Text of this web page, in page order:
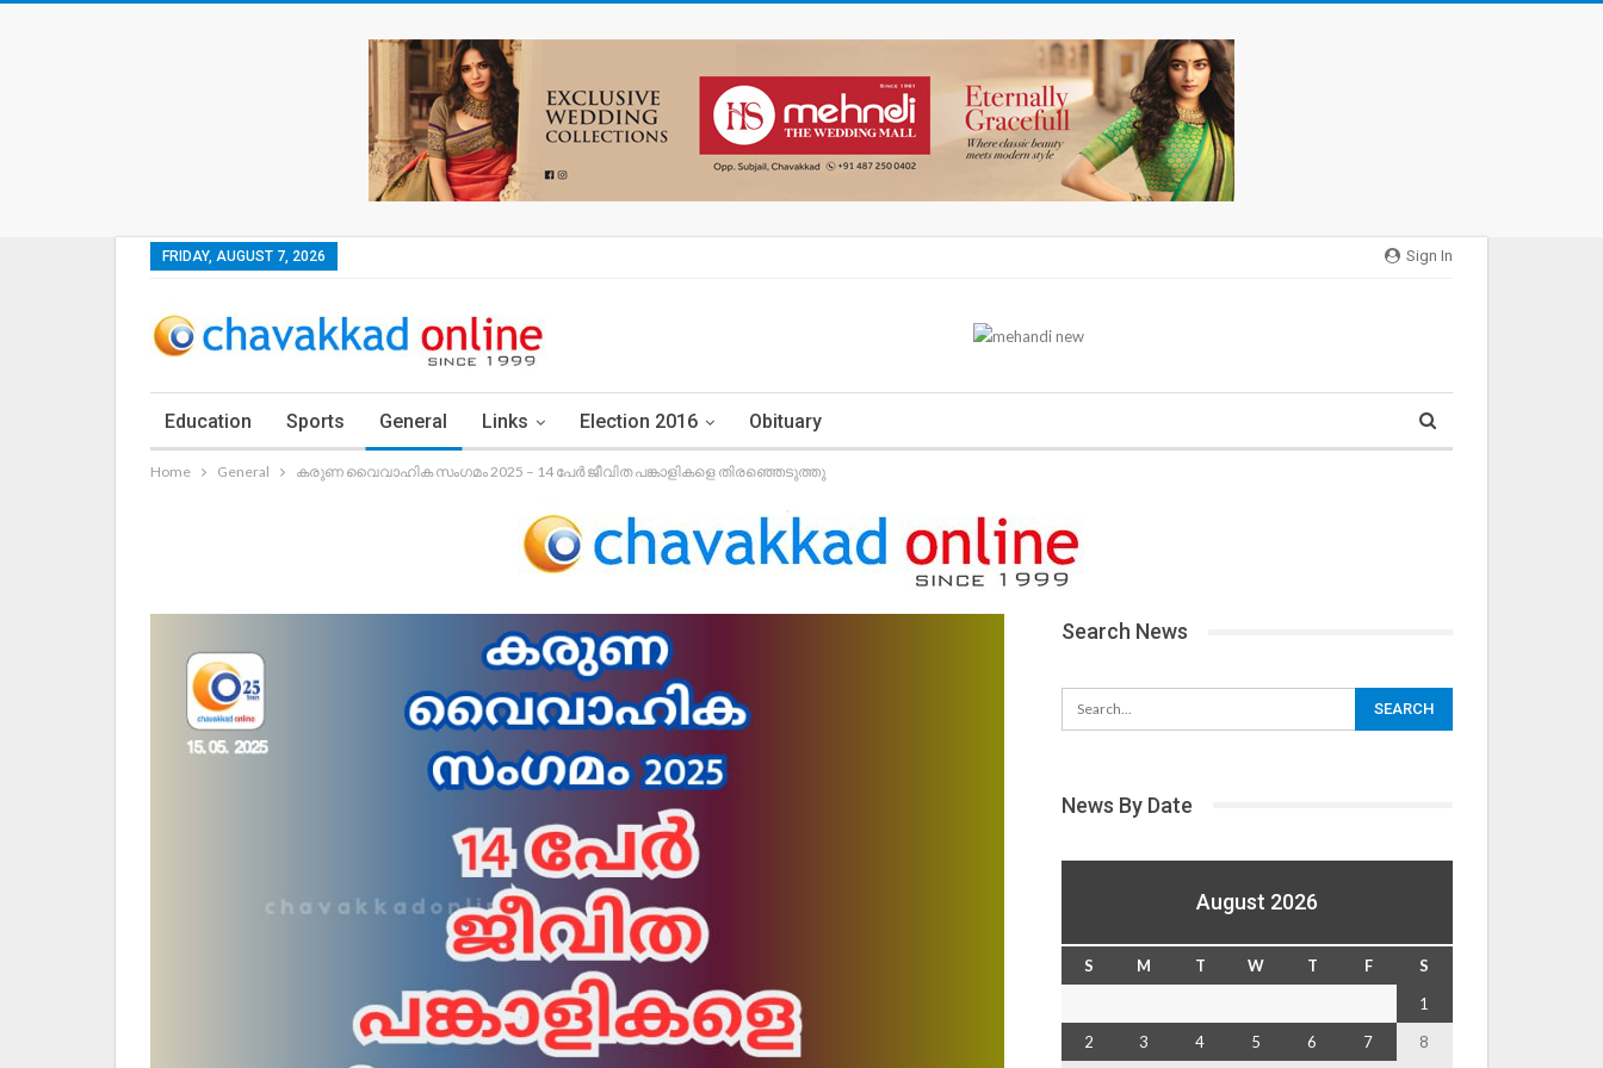
Sign In
FRIDAY, AUGUST 7, 2026
Education Sports General Links Election 2016 Obituary
Home General കരുണ വൈവാഹിക സംഗമം 2025 – 14 പേർ ജീവിത പങ്കാളികളെ തിരഞ്ഞെടുത്തു
Search News
News By Date
August 2026
S M T W T F
S
1
2
3 4 5 6 7 8